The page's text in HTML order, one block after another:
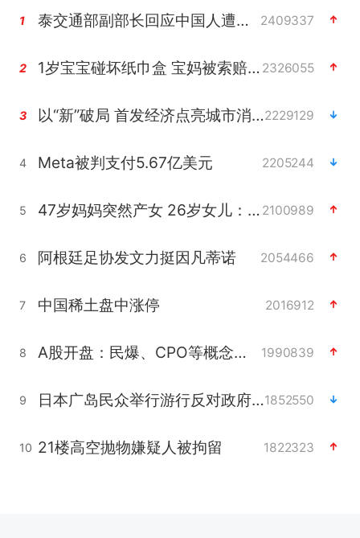
1 泰交通部副部长回应中国人遭歧视手势 2409337
2 1岁宝宝碰坏纸巾盒 宝妈被索赔924元 2326055
3 以“新”破局 首发经济点亮城市消费活力2229129
4 Meta被判支付5.67亿美元 2205244
5 47岁妈妈突然产女 26岁女儿：很震惊 2100989
6 阿根廷足协发文力挺因凡蒂诺 2054466
7 中国稀土盘中涨停 2016912
8 A股开盘：民爆、CPO等概念走强 1990839
9 日本广岛民众举行游行反对政府行径1852550
10 21楼高空抛物嫌疑人被拘留 1822323